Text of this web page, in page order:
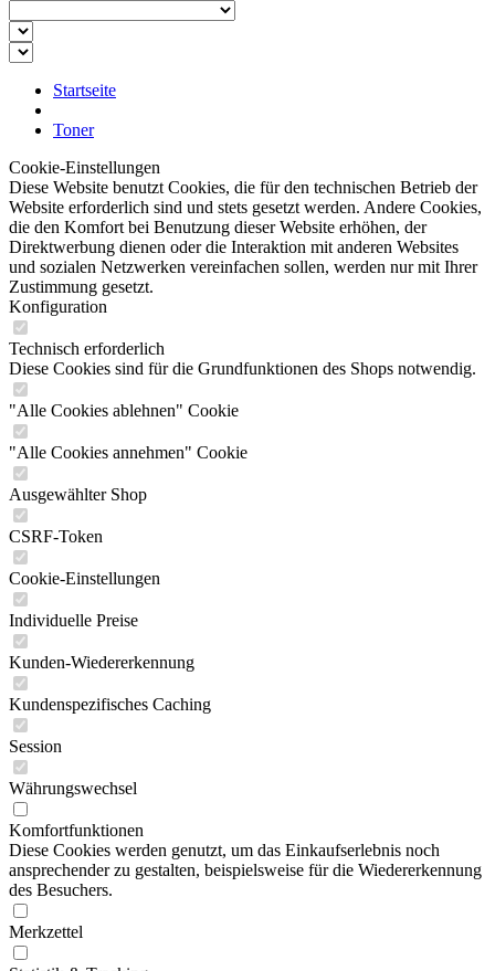
Startseite
Toner
Cookie-Einstellungen
Diese Website benutzt Cookies, die für den technischen Betrieb der
Website erforderlich sind und stets gesetzt werden. Andere Cookies,
die den Komfort bei Benutzung dieser Website erhöhen, der
Direktwerbung dienen oder die Interaktion mit anderen Websites
und sozialen Netzwerken vereinfachen sollen, werden nur mit Ihrer
Zustimmung gesetzt.
Konfiguration
Technisch erforderlich
Diese Cookies sind für die Grundfunktionen des Shops notwendig.
"Alle Cookies ablehnen" Cookie
"Alle Cookies annehmen" Cookie
Ausgewählter Shop
CSRF-Token
Cookie-Einstellungen
Individuelle Preise
Kunden-Wiedererkennung
Kundenspezifisches Caching
Session
Währungswechsel
Komfortfunktionen
Diese Cookies werden genutzt, um das Einkaufserlebnis noch
ansprechender zu gestalten, beispielsweise für die Wiedererkennung
des Besuchers.
Merkzettel